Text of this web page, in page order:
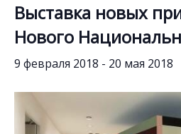
Выставка новых
Нового
9 февраля 2018 - 20 мая 2018